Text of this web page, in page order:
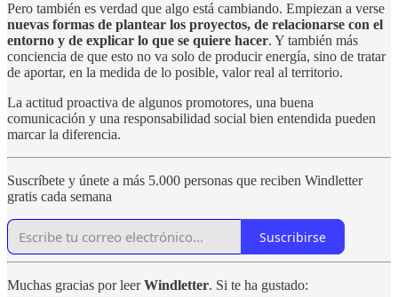
Pero también es verdad que algo está cambiando. Empiezan a verse
nuevas formas de plantear los proyectos, de relacionarse con el
entorno y de explicar lo que se quiere hacer. Y también más
conciencia de que esto no va solo de producir energía, sino de tratar
de aportar, en la medida de lo posible, valor real al territorio.
La actitud proactiva de algunos promotores, una buena
comunicación y una responsabilidad social bien entendida pueden
marcar la diferencia.
Suscríbete y únete a más 5.000 personas que reciben Windletter
gratis cada semana
Suscribirse
Muchas gracias por leerWindletter. Si te ha gustado: